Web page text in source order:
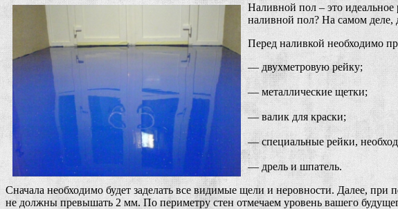
Наливной пол – это идеальное
наливной пол? На самом деле,
Перед наливкой необходимо
— двухметровую рейку;
— металлические щетки;
— валик для краски;
— специальные рейки,
— дрель и шпатель.
Сначала необходимо будет заделать все видимые щели и неровности. Далее,
не должны превышать 2 мм. По периметру стен отмечаем уровень вашего